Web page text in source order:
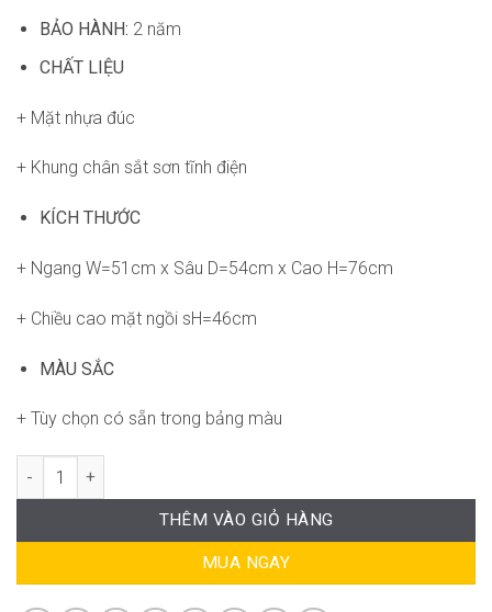
BẢO HÀNH: 2 năm
CHẤT LIỆU
+ Mặt nhựa đúc
+ Khung chân sắt sơn tĩnh điện
KÍCH THƯỚC
+ Ngang W=51cm x Sâu D=54cm x Cao H=76cm
+ Chiều cao mặt ngồi sH=46cm
MÀU SẮC
+ Tùy chọn có sẵn trong bảng màu
Ghế Lisa Chair SCAB-WC043 số lượng
THÊM VÀO GIỎ HÀNG
MUA NGAY